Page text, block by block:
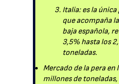
Italia: es la
que acompaña
baja española,
3,5% hasta los
toneladas.
Mercado de la pera en
millones de